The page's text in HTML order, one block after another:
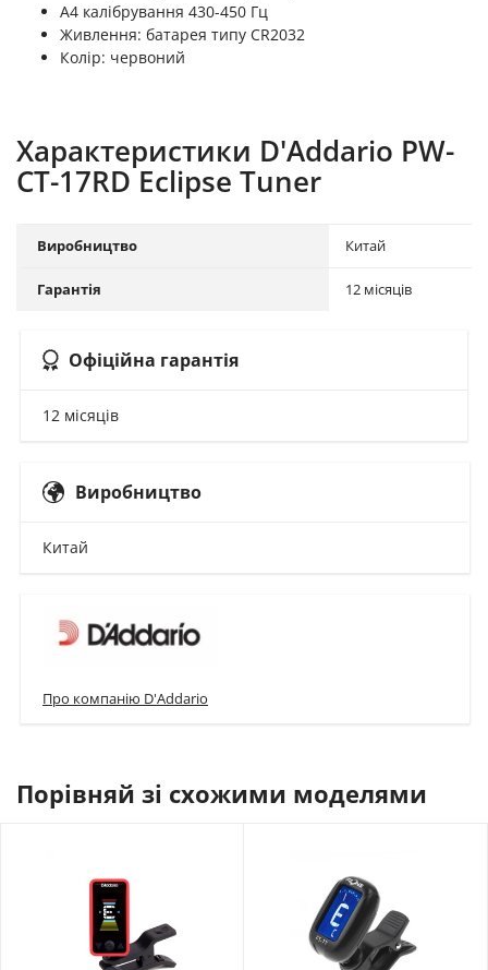
А4 калібрування 430-450 Гц
Живлення: батарея типу CR2032
Колір: червоний
Характеристики D'Addario PW-
CT-17RD Eclipse Tuner
Виробництво Китай
Гарантія 12 місяців
Офіційна гарантія
12 місяців
Виробництво
Китай
Про компанію D'Addario
Порівняй зі схожими моделями